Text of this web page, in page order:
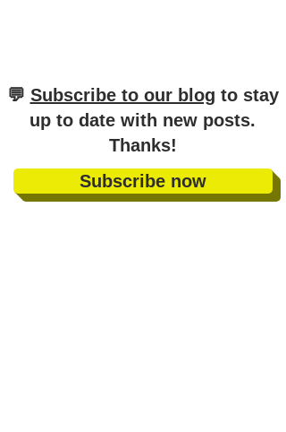
​💬 Subscribe to our blog to stay
up to date with new posts.
Thanks!
Subscribe now